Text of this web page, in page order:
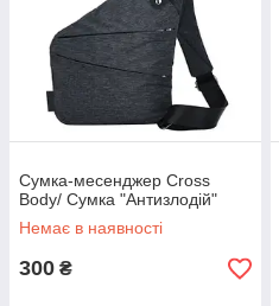
Сумка-месенджер Cross
Body/ Сумка "Антизлодій"
Немає в наявності
300 ₴